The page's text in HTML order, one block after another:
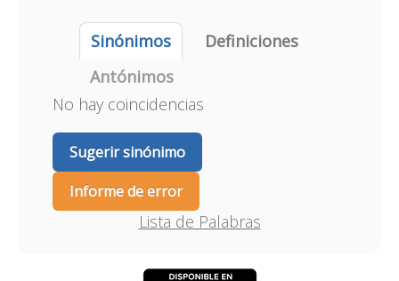
Sinónimos
Definiciones
Antónimos
No hay coincidencias
Sugerir sinónimo
Informe de error
Lista de Palabras